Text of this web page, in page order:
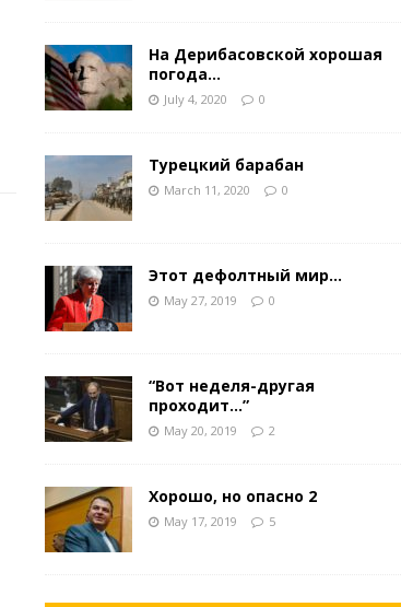
На Дерибасовской хорошая
погода…
July 4, 2020 0
Турецкий барабан
March 11, 2020 0
Этот дефолтный мир…
May 27, 2019 0
“Вот неделя-другая
проходит…”
May 20, 2019 2
Хорошо, но опасно 2
May 17, 2019 5